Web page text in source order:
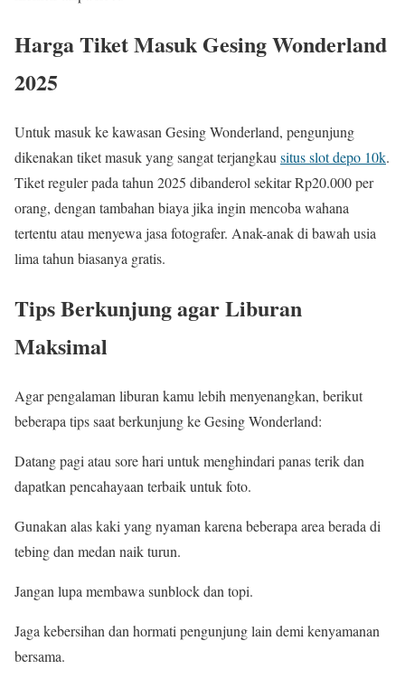
Harga Tiket Masuk Gesing Wonderland
2025
Untuk masuk ke kawasan Gesing Wonderland, pengunjung
dikenakan tiket masuk yang sangat terjangkausitus slot depo 10k.
Tiket reguler pada tahun 2025 dibanderol sekitar Rp20.000 per
orang, dengan tambahan biaya jika ingin mencoba wahana
tertentu atau menyewa jasa fotografer. Anak-anak di bawah usia
lima tahun biasanya gratis.
Tips Berkunjung agar Liburan
Maksimal
Agar pengalaman liburan kamu lebih menyenangkan, berikut
beberapa tips saat berkunjung ke Gesing Wonderland:
Datang pagi atau sore hari untuk menghindari panas terik dan
dapatkan pencahayaan terbaik untuk foto.
Gunakan alas kaki yang nyaman karena beberapa area berada di
tebing dan medan naik turun.
Jangan lupa membawa sunblock dan topi.
Jaga kebersihan dan hormati pengunjung lain demi kenyamanan
bersama.